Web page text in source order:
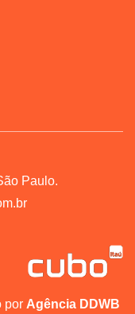
Paulo.
por Agência DDWB